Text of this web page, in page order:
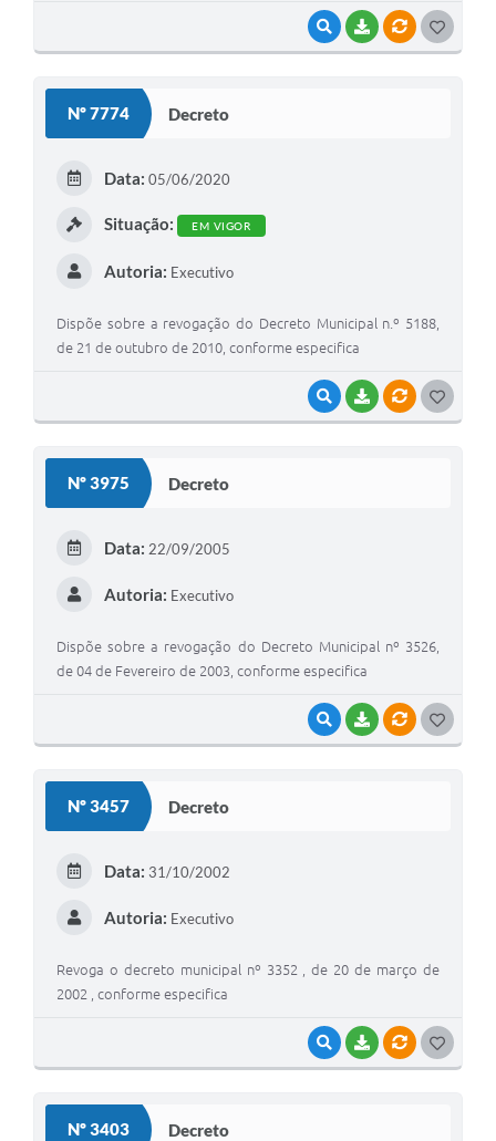
VISUALIZAR
BAIXARVÍNCULOS
Nº 7774 Decreto
VISUALIZAR
BAIXARVÍNCULOS
Data: 05/06/2020
Situação: EM VIGOR
Autoria: Executivo
Dispõe sobre a revogação do Decreto Municipal n.º 5188,
de 21 de outubro de 2010, conforme especifica
Nº 3975 Decreto
VISUALIZAR
BAIXARVÍNCULOS
Data: 22/09/2005
Autoria: Executivo
Dispõe sobre a revogação do Decreto Municipal nº 3526,
de 04 de Fevereiro de 2003, conforme especifica
Nº 3457 Decreto
VISUALIZAR
BAIXARVÍNCULOS
Data: 31/10/2002
Autoria: Executivo
Revoga o decreto municipal nº 3352 , de 20 de março de
2002 , conforme especifica
Nº 3403 Decreto